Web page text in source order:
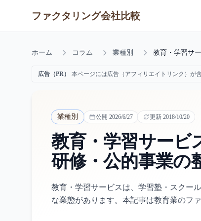
ファクタリング会社比較
ホーム コラム 業種別 教育・学習サ
広告（PR） 本ページには広告（アフィリエイトリンク）が
業種別 公開 2026/6/27 更新 2018/10/20
教育・学習サービ
研修・公的事業の
教育・学習サービスは、学習塾・スクー
な業態があります。本記事は教育業のフ